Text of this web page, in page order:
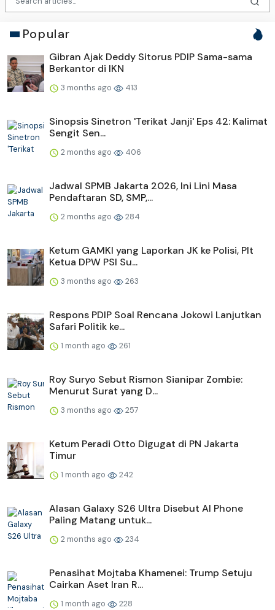
Popular
Gibran Ajak Deddy Sitorus PDIP Sama-sama
Berkantor di IKN
3 months ago 413
Sinopsis Sinetron 'Terikat Janji' Eps 42: Kalimat
Sengit Sen...
2 months ago 406
Jadwal SPMB Jakarta 2026, Ini Lini Masa
Pendaftaran SD, SMP,...
2 months ago 284
Ketum GAMKI yang Laporkan JK ke Polisi, Plt
Ketua DPW PSI Su...
3 months ago 263
Respons PDIP Soal Rencana Jokowi Lanjutkan
Safari Politik ke...
1 month ago 261
Roy Suryo Sebut Rismon Sianipar Zombie:
Menurut Surat yang D...
3 months ago 257
Ketum Peradi Otto Digugat di PN Jakarta
Timur
1 month ago 242
Alasan Galaxy S26 Ultra Disebut AI Phone
Paling Matang untuk...
2 months ago 234
Penasihat Mojtaba Khamenei: Trump Setuju
Cairkan Aset Iran R...
1 month ago 228